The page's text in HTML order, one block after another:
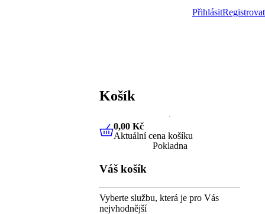
PřihlásitRegistrovat
Košík
0,00 KčAktuální cena košíku
0,00 Kč
Aktuální cena košíku
Pokladna
Váš košík
Vyberte službu, která je pro Vás
nejvhodnější